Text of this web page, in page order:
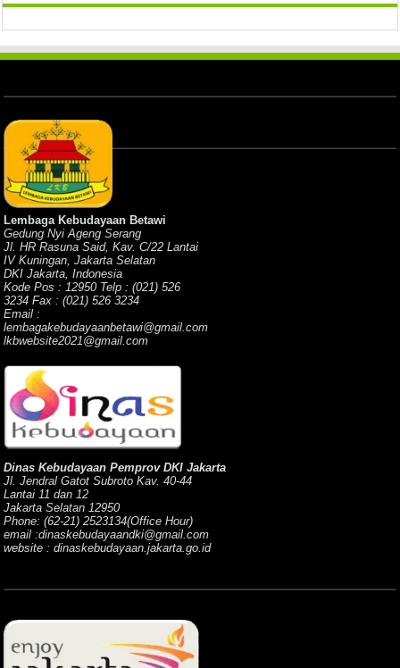
Lembaga Kebudayaan Betawi
Gedung Nyi Ageng Serang
Jl. HR Rasuna Said, Kav. C/22 Lantai
IV Kuningan, Jakarta Selatan
DKI Jakarta, Indonesia
Kode Pos : 12950 Telp : (021) 526
3234 Fax : (021) 526 3234
Email :
lembagakebudayaanbetawi@gmail.com
lkbwebsite2021@gmail.com
Dinas Kebudayaan Pemprov DKI Jakarta
Jl. Jendral Gatot Subroto Kav. 40-44
Lantai 11 dan 12
Jakarta Selatan 12950
Phone: (62-21) 2523134(Office Hour)
email :dinaskebudayaandki@gmail.com
website : dinaskebudayaan.jakarta.go.id